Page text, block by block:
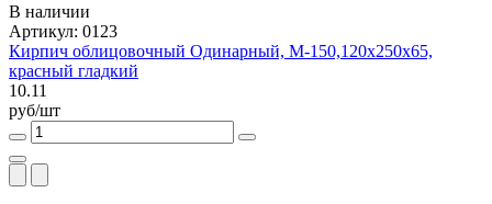
В наличии
Артикул: 0123
Кирпич облицовочный Одинарный, М-150,120x250x65,
красный гладкий
10.11
руб/шт